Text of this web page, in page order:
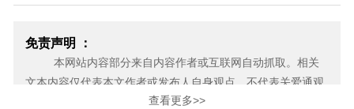
免责声明 ：
本网站内容部分来自内容作者或互联网自动抓取。相关
文本内容仅代表本文作者或发布人自身观点，不代表关爱通观
点或立场。关爱通力求此信息所述内容及观点的客观公正，但
查看更多>>